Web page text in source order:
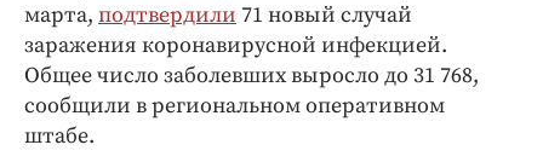
Интересное чтиво
Клиника года
Бренд года
Работодатель года
марта, подтвердили 71 новый случай
заражения коронавирусной инфекцией.
Общее число заболевших выросло до 31 768,
сообщили в региональном оперативном
штабе.